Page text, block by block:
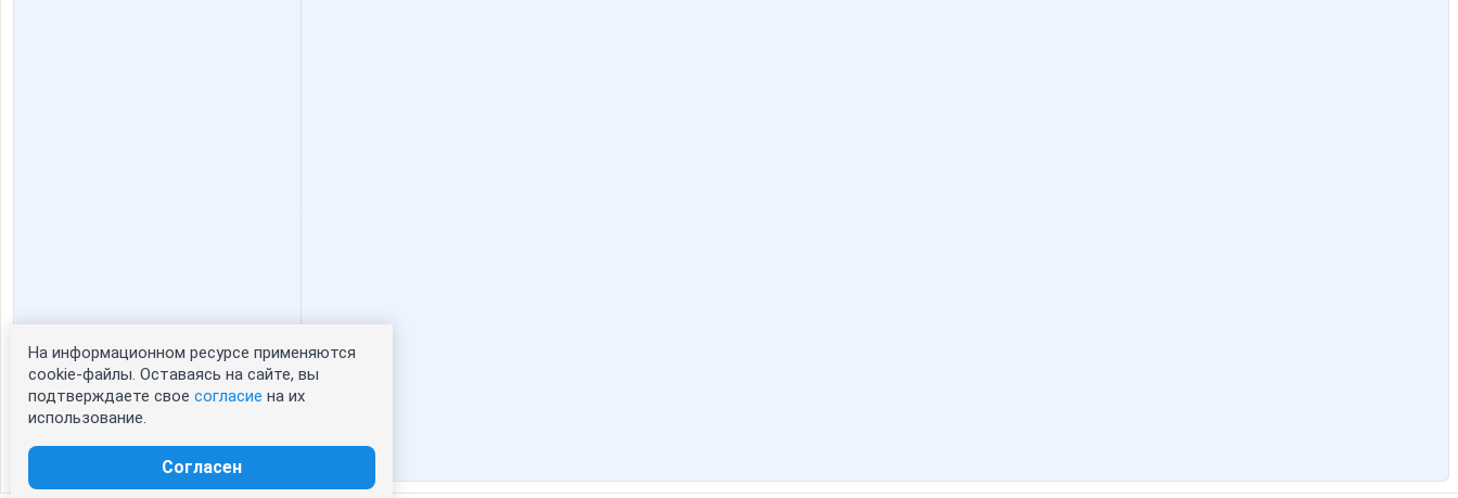
Статистика портрета:
сейчас просматривают портрет - 0
зарегистрированные пользователи
На информационном ресурсе применяются
cookie-файлы. Оставаясь на сайте, вы
подтверждаете свое согласие на их
использование.
Согласен